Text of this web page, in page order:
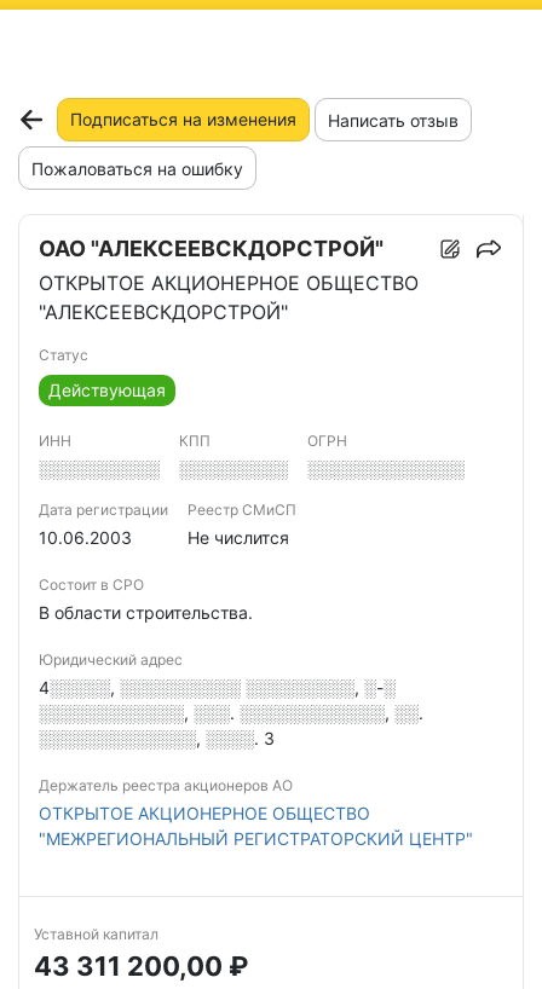
Подписаться на изменения Написать отзыв
Пожаловаться на ошибку
ОАО "АЛЕКСЕЕВСКДОРСТРОЙ"
ОТКРЫТОЕ АКЦИОНЕРНОЕ ОБЩЕСТВО
"АЛЕКСЕЕВСКДОРСТРОЙ"
Статус
Действующая
ИНН
░░░░░░░░░░
КПП
░░░░░░░░░
ОГРН
░░░░░░░░░░░░░
Дата регистрации
10.06.2003
Реестр СМиСП
Не числится
Состоит в СРО
В области строительства.
Юридический адрес
4░░░░░, ░░░░░░░░░░ ░░░░░░░░░, ░-░
░░░░░░░░░░░░, ░░░. ░░░░░░░░░░░░, ░░.
░░░░░░░░░░░░░, ░░░░. 3
Держатель реестра акционеров АО
ОТКРЫТОЕ АКЦИОНЕРНОЕ ОБЩЕСТВО
"МЕЖРЕГИОНАЛЬНЫЙ РЕГИСТРАТОРСКИЙ ЦЕНТР"
Уставной капитал
43 311 200,00 ₽